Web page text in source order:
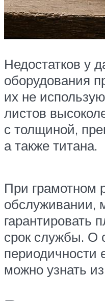
Недостатков у
оборудования
их не
листов
с толщиной,
а также титана.
При грамотном
обслуживании,
гарантировать
срок службы. О
периодичности
можно узнать